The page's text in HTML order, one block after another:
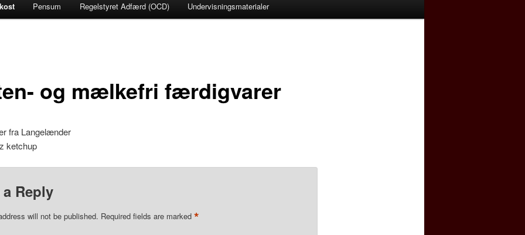
Pensum Regelstyret Adfærd (OCD) Undervisningsmaterialer
og mælkefri færdigvarer
fra Langelænder
ketchup
a Reply
will not be published. Required fields are marked *